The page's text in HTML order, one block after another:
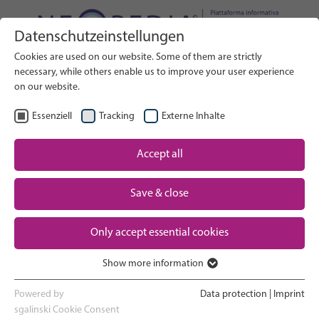
RICERCA
IT Seleziona lingua
Assistenza neonatale: Panoramica
Gravidanza e parto
Esperienza in terapia intensiva
neonatale
Ritorno a casa e crescita
Cerca nel sito web
Pagina iniziale
Partner
Contact
Datenschutzeinstellungen
Cookies are used on our website. Some of them are strictly
necessary, while others enable us to improve your user experience
on our website.
Essenziell Tracking Externe Inhalte
Accept all
Save & close
Only accept essential cookies
Essenzielle Cookies werden für grundlegende Funktionen der
Webseite benötigt. Dadurch ist gewährleistet, dass die Webseite
Show more information
Powered by
sgalinski Cookie Consent
Data protection Imprint